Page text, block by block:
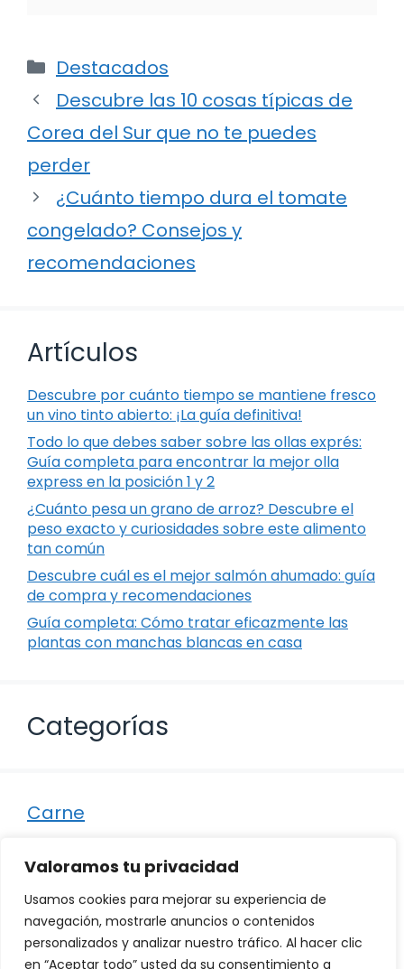
Valoramos tu privacidad
Usamos cookies para mejorar su experiencia de
navegación, mostrarle anuncios o contenidos
personalizados y analizar nuestro tráfico. Al hacer clic
en “Aceptar todo” usted da su consentimiento a
Categorías
Destacados
Descubre las 10 cosas típicas de
Corea del Sur que no te puedes
perder
¿Cuánto tiempo dura el tomate
congelado? Consejos y
recomendaciones
Artículos
Descubre por cuánto tiempo se mantiene fresco
un vino tinto abierto: ¡La guía definitiva!
Todo lo que debes saber sobre las ollas exprés:
Guía completa para encontrar la mejor olla
express en la posición 1 y 2
¿Cuánto pesa un grano de arroz? Descubre el
peso exacto y curiosidades sobre este alimento
tan común
Descubre cuál es el mejor salmón ahumado: guía
de compra y recomendaciones
Guía completa: Cómo tratar eficazmente las
plantas con manchas blancas en casa
Categorías
Carne
Otro
Pescado